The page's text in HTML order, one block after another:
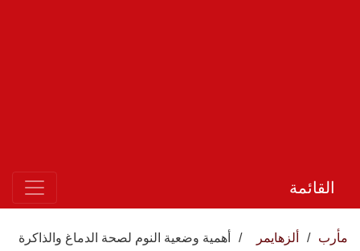
القائمة
مأرب ألزهايمر أهمية وضعية النوم لصحة الدماغ والذاكرة